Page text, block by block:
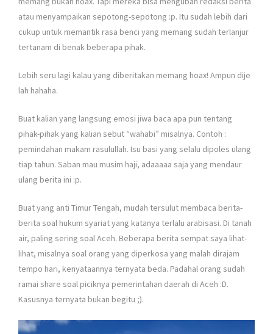
atau menyampaikan sepotong-sepotong :p. Itu sudah lebih dari
cukup untuk memantik rasa benci yang memang sudah terlanjur
tertanam di benak beberapa pihak.
Lebih seru lagi kalau yang diberitakan memang hoax! Ampun dije
lah hahaha.
Buat kalian yang langsung emosi jiwa baca apa pun tentang
pihak-pihak yang kalian sebut “wahabi” misalnya. Contoh :
pemindahan makam rasulullah. Isu basi yang selalu dipoles ulang
tiap tahun. Saban mau musim haji, adaaaaa saja yang mendaur
ulang berita ini :p.
Buat yang anti Timur Tengah, mudah tersulut membaca berita-
berita soal hukum syariat yang katanya terlalu arabisasi. Di tanah
air, paling sering soal Aceh. Beberapa berita sempat saya lihat-
lihat, misalnya soal orang yang diperkosa yang malah dirajam
tempo hari, kenyataannya ternyata beda. Padahal orang sudah
ramai share soal piciknya pemerintahan daerah di Aceh :D.
Kasusnya ternyata bukan begitu ;).